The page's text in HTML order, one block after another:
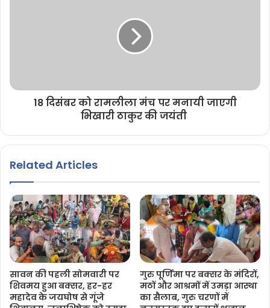
18 दिसंबर को रामलीला मंच पर मनायी जाएगी
भिखारी ठाकुर की जयंती
Related Articles
सावन की पहली सोमवारी पर
शिवमय हुआ बक्सर, हर-हर
महादेव के जयघोष से गूंजे
गुरु पूर्णिमा पर बक्सर के मंदिरों,
मठों और आश्रमों में उमड़ा आस्था
का सैलाब, गुरु चरणों में